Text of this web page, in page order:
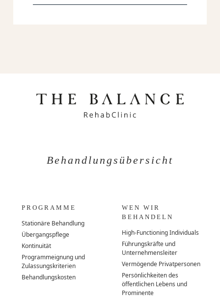
Behandlungsübersicht
PROGRAMME
Stationäre Behandlung
Übergangspflege
Kontinuität
Programmeignung und
Zulassungskriterien
Behandlungskosten
WEN WIR
BEHANDELN
High-Functioning Individuals
Führungskräfte und
Unternehmensleiter
Vermögende Privatpersonen
Persönlichkeiten des
öffentlichen Lebens und
Prominente